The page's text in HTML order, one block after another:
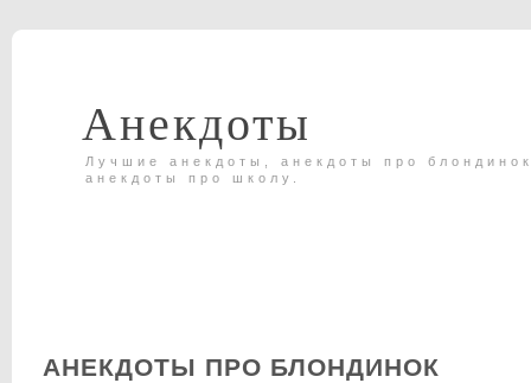
Анекдоты
Лучшие анекдоты, анекдоты про
анекдоты про школу.
АНЕКДОТЫ ПРО БЛОНДИНОК